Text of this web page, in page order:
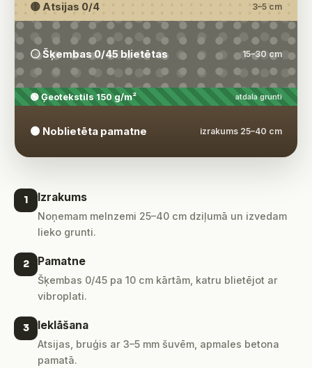
🟡 Atsijas 0/4 3–5 cm
⚪ Šķembas 0/45 blietētas 15–30 cm
🟢 Ģeotekstils 150 g/m² atdala grunti
🟤 Noblietēta pamatne izrakums 25–40 cm
1 Izrakums
Noņemam melnzemi 25–40 cm dziļumā un izvedam
lieko grunti.
2 Pamatne
Šķembas 0/45 pa 10 cm kārtām, katru blietējot ar
vibroplati.
3 Ieklāšana
Atsijas, bruģis ar 3–5 mm šuvēm, apmales betona
pamatā.